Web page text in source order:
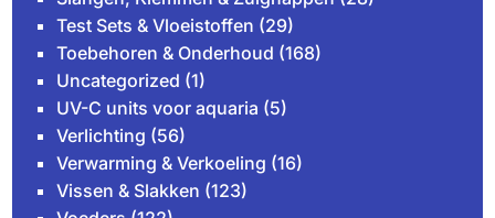
Test Sets & Vloeistoffen (29)
Toebehoren & Onderhoud (168)
Uncategorized (1)
UV-C units voor aquaria (5)
Verlichting (56)
Verwarming & Verkoeling (16)
Vissen & Slakken (123)